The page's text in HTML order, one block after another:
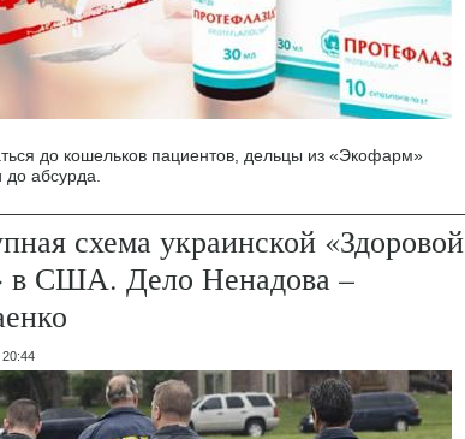
до кошельков пациентов, дельцы из «Экофарм»
до абсурда.
схема украинской «Здоровой
в США. Дело Ненадова –
20:44